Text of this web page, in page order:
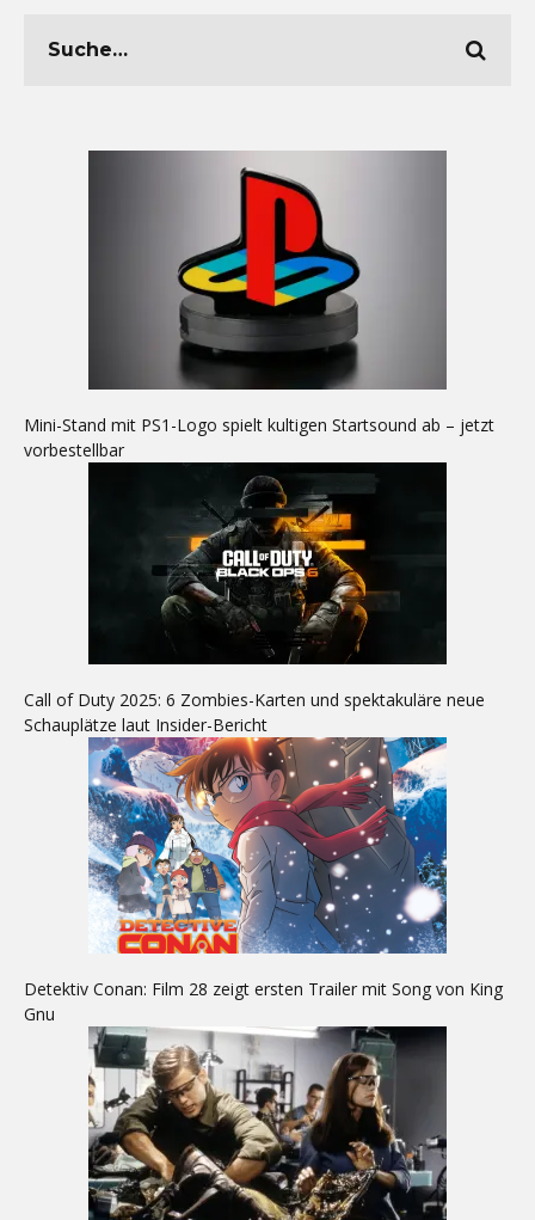
Mini-Stand mit PS1-Logo spielt kultigen Startsound ab – jetzt
vorbestellbar
Call of Duty 2025: 6 Zombies-Karten und spektakuläre neue
Schauplätze laut Insider-Bericht
Detektiv Conan: Film 28 zeigt ersten Trailer mit Song von King
Gnu